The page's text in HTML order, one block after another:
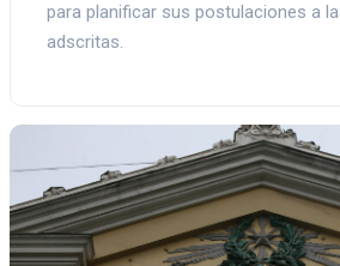
para planificar sus postulaciones a
adscritas.